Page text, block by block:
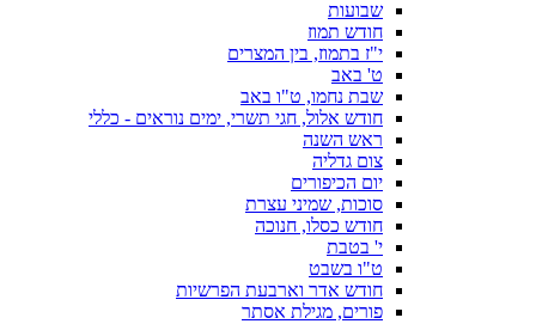
שבועות
חודש תמוז
י"ז בתמוז, בין המצרים
ט' באב
שבת נחמו, ט"ו באב
חודש אלול, חגי תשרי, ימים נוראים - כללי
ראש השנה
צום גדליה
יום הכיפורים
סוכות, שמיני עצרת
חודש כסלו, חנוכה
י' בטבת
ט"ו בשבט
חודש אדר וארבעת הפרשיות
פורים, מגילת אסתר